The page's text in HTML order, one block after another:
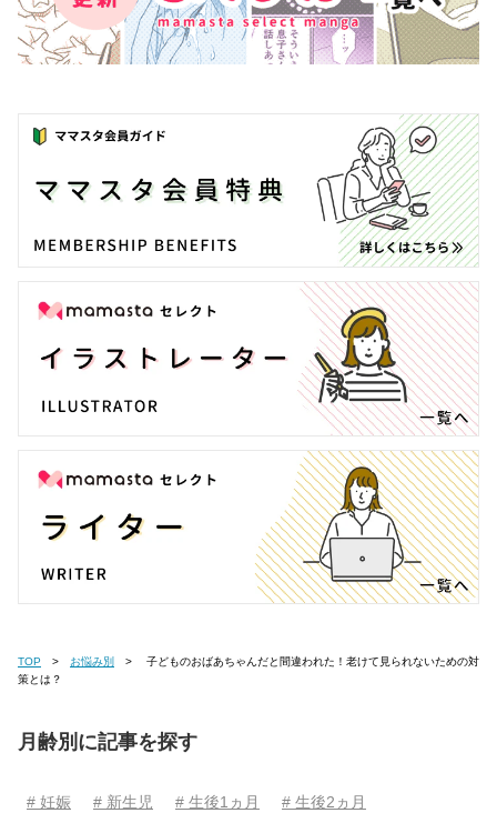
TOP お悩み別
策とは？
月齢別に記事を探す
# 妊娠 # 新生児 # 生後1ヵ月
# 生後2ヵ月